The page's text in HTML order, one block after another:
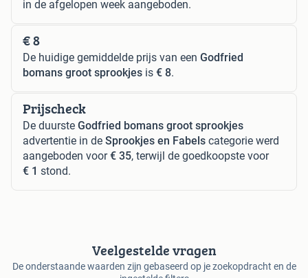
in de afgelopen week aangeboden.
€ 8
De huidige gemiddelde prijs van een Godfried
bomans groot sprookjes is € 8.
Prijscheck
De duurste Godfried bomans groot sprookjes
advertentie in de Sprookjes en Fabels categorie werd
aangeboden voor€ 35, terwijl de goedkoopste voor
€ 1 stond.
Veelgestelde vragen
De onderstaande waarden zijn gebaseerd op je zoekopdracht en de